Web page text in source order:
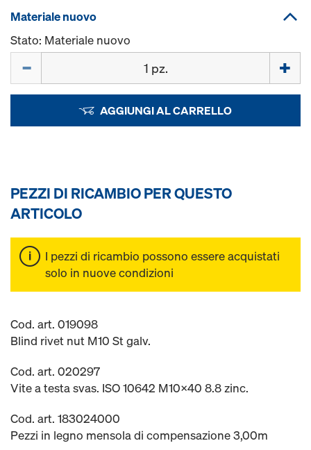
Materiale nuovo
Stato: Materiale nuovo
AGGIUNGI AL CARRELLO
PEZZI DI RICAMBIO PER QUESTO
ARTICOLO
I pezzi di ricambio possono essere acquistati
solo in nuove condizioni
Cod. art. 019098
Blind rivet nut M10 St galv.
Cod. art. 020297
Vite a testa svas. ISO 10642 M10x40 8.8 zinc.
Cod. art. 183024000
Pezzi in legno mensola di compensazione 3,00m